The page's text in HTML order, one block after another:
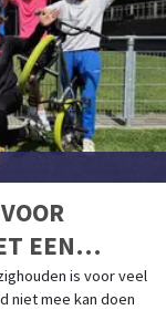
EEN
is voor veel
niet mee kan doen